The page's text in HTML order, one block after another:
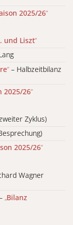
2025/26“
und Liszt“
“ – Halbzeitbilanz
2025/26“
Zyklus)
2025/26“
Wagner
„Bilanz